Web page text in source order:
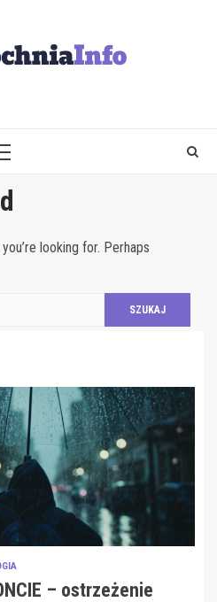
looking for. Perhaps
– ostrzeżenie